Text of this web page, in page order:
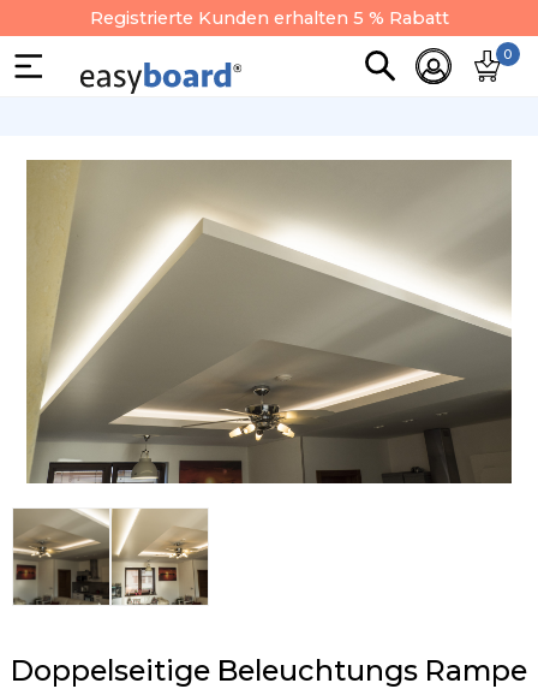
Registrierte Kunden erhalten 5 % Rabatt
0
Doppelseitige Beleuchtungs Rampe